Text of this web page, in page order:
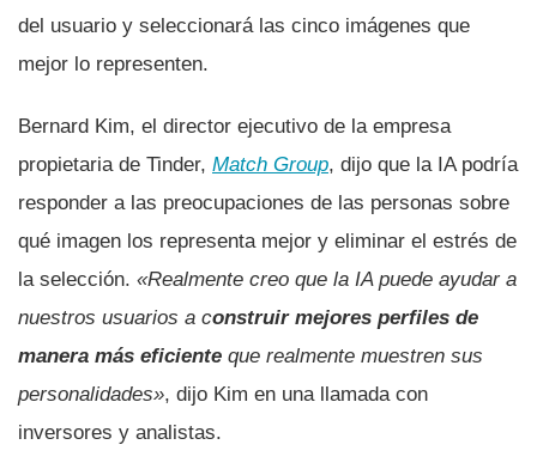
del usuario y seleccionará las cinco imágenes que
mejor lo representen.
Bernard Kim, el director ejecutivo de la empresa
propietaria de Tinder, Match Group, dijo que la IA podría
responder a las preocupaciones de las personas sobre
qué imagen los representa mejor y eliminar el estrés de
la selección. «Realmente creo que la IA puede ayudar a
nuestros usuarios a construir mejores perfiles de
manera más eficiente que realmente muestren sus
personalidades», dijo Kim en una llamada con
inversores y analistas.